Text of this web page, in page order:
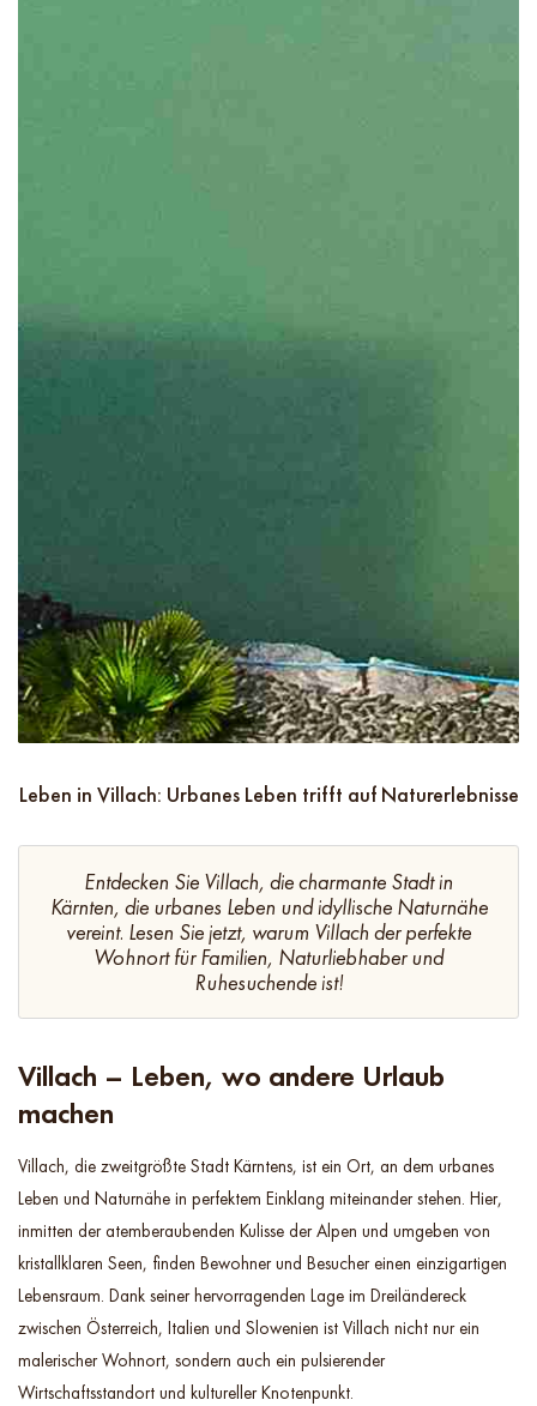
Leben in Villach: Urbanes Leben trifft auf Naturerlebnisse
Entdecken Sie Villach, die charmante Stadt in
Kärnten, die urbanes Leben und idyllische Naturnähe
vereint. Lesen Sie jetzt, warum Villach der perfekte
Wohnort für Familien, Naturliebhaber und
Ruhesuchende ist!
Villach – Leben, wo andere Urlaub
machen
Villach, die zweitgrößte Stadt Kärntens, ist ein Ort, an dem urbanes
Leben und Naturnähe in perfektem Einklang miteinander stehen. Hier,
inmitten der atemberaubenden Kulisse der Alpen und umgeben von
kristallklaren Seen, finden Bewohner und Besucher einen einzigartigen
Lebensraum. Dank seiner hervorragenden Lage im Dreiländereck
zwischen Österreich, Italien und Slowenien ist Villach nicht nur ein
malerischer Wohnort, sondern auch ein pulsierender
Wirtschaftsstandort und kultureller Knotenpunkt.